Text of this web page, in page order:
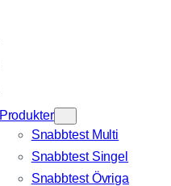
Produkter
Snabbtest Multi
Snabbtest Singel
Snabbtest Övriga